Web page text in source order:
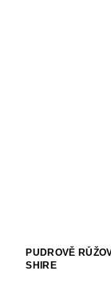
PUDROVĚ
SHIRE